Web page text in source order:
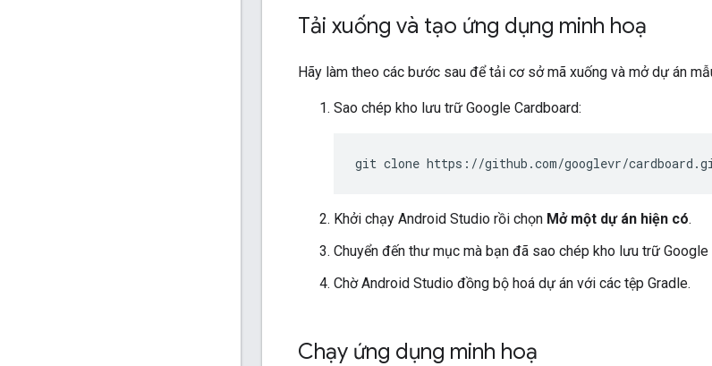
Tải xuống và tạo ứng dụng minh hoạ
Hãy làm theo các bước sau để tải cơ sở mã xuống và mở dự án
Sao chép kho lưu trữ Google Cardboard:
git clone
Khởi chạy Android Studio rồi chọn Mở một dự án hiện có.
Chuyển đến thư mục mà bạn đã sao chép kho lưu trữ
Chờ Android Studio đồng bộ hoá dự án với các tệp Gradle.
Chạy ứng dụng minh hoạ